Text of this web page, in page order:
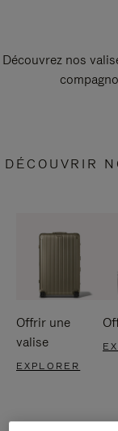
Découvrez nos
DÉCOUVRIR
Offrir une
valise
EXPLORER